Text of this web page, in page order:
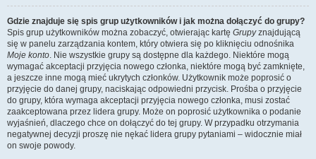
Gdzie znajduje się spis grup użytkowników i jak można dołączyć do grupy?
Spis grup użytkowników można zobaczyć, otwierając kartę Grupyznajdującą
się w panelu zarządzania kontem, który otwiera się po kliknięciu odnośnika
Moje konto. Nie wszystkie grupy są dostępne dla każdego. Niektóre mogą
wymagać akceptacji przyjęcia nowego członka, niektóre mogą być zamknięte,
a jeszcze inne mogą mieć ukrytych członków. Użytkownik może poprosić o
przyjęcie do danej grupy, naciskając odpowiedni przycisk. Prośba o przyjęcie
do grupy, która wymaga akceptacji przyjęcia nowego członka, musi zostać
zaakceptowana przez lidera grupy. Może on poprosić użytkownika o podanie
wyjaśnień, dlaczego chce on dołączyć do tej grupy. W przypadku otrzymania
negatywnej decyzji proszę nie nękać lidera grupy pytaniami – widocznie miał
on swoje powody.